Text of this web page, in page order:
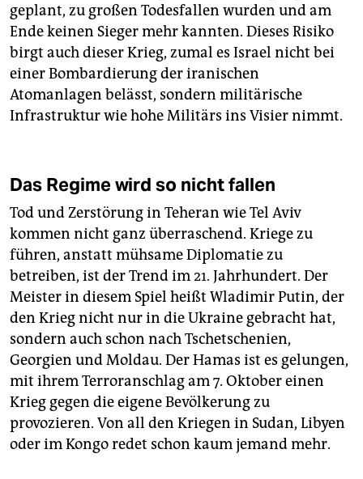
geplant, zu großen Todesfallen wurden und am
Ende keinen Sieger mehr kannten. Dieses Risiko
birgt auch dieser Krieg, zumal es Israel nicht bei
einer Bombardierung der iranischen
Atomanlagen belässt, sondern militärische
Infrastruktur wie hohe Militärs ins Visier nimmt.
Das Regime wird so nicht fallen
Tod und Zerstörung in Teheran wie Tel Aviv
kommen nicht ganz überraschend. Kriege zu
führen, anstatt mühsame Diplomatie zu
betreiben, ist der Trend im 21. Jahrhundert. Der
Meister in diesem Spiel heißt Wladimir Putin, der
den Krieg nicht nur in die Ukraine gebracht hat,
sondern auch schon nach Tschetschenien,
Georgien und Moldau. Der Hamas ist es gelungen,
mit ihrem Terroranschlag am 7. Oktober einen
Krieg ­gegen die eigene Bevölkerung zu
provozieren. Von all den Kriegen in Sudan, Libyen
oder im Kongo ­redet schon kaum jemand mehr.